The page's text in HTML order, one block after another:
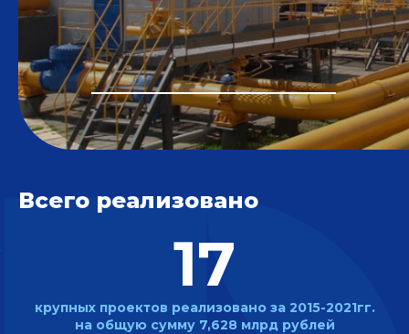
Всего реализовано
17
крупных проектов реализовано за 2015-2021гг.
на общую сумму 7,628 млрд рублей